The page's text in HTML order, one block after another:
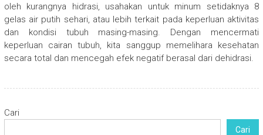
oleh kurangnya hidrasi, usahakan untuk minum setidaknya 8
gelas air putih sehari, atau lebih terkait pada keperluan aktivitas
dan kondisi tubuh masing-masing. Dengan mencermati
keperluan cairan tubuh, kita sanggup memelihara kesehatan
secara total dan mencegah efek negatif berasal dari dehidrasi.
Cari
Cari